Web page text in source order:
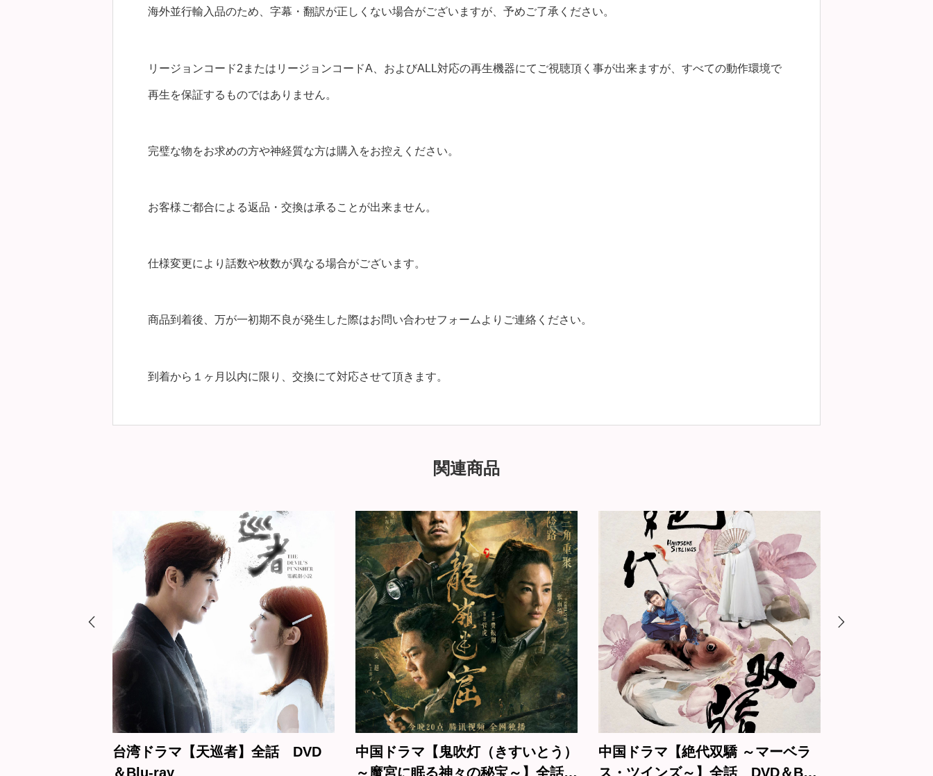
海外並行輸入品のため、字幕・翻訳が正しくない場合がございますが、予めご了承ください。
リージョンコード2またはリージョンコードA、およびALL対応の再生機器にてご視聴頂く事が出来ますが、すべての動作環境で
再生を保証するものではありません。
完璧な物をお求めの方や神経質な方は購入をお控えください。
お客様ご都合による返品・交換は承ることが出来ません。
仕様変更により話数や枚数が異なる場合がございます。
商品到着後、万が一初期不良が発生した際はお問い合わせフォームよりご連絡ください。
到着から１ヶ月以内に限り、交換にて対応させて頂きます。
関連商品
ドラマ【天巡者】全話 DVD
中国ドラマ【鬼吹灯（きすいとう）
～魔宮に眠る神々の秘宝～】全話
中国ドラマ【絶代双驕 ～マーベラ
ス・ツインズ～】全話 DVD＆Blu-
中国ドラマ【私の妖怪彼氏2】全
話 DVD＆Blu-ray